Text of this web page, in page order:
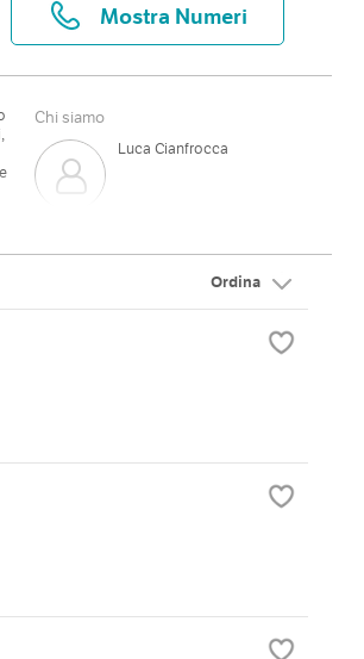
Mostra Numeri
Chi siamo
Luca Cianfrocca
Ordina